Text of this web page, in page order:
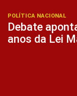
POLÍTICA NACIONAL
Debate
anos da Lei